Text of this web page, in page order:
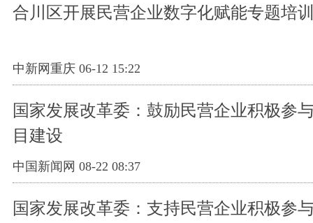
合川区开展民营企业数字化赋能专题培
中新网重庆 06-12 15:22
国家发展改革委：鼓励民营企业积极参
目建设
中国新闻网 08-22 08:37
国家发展改革委：支持民营企业积极参